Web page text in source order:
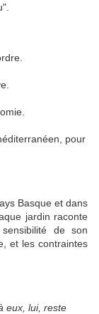
pour
Basque et dans
jardin raconte
de son
et les contraintes
eux, lui, reste